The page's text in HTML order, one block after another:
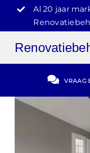
inhoud
Al 20 jaar
Gratis Offerte
VRAAG